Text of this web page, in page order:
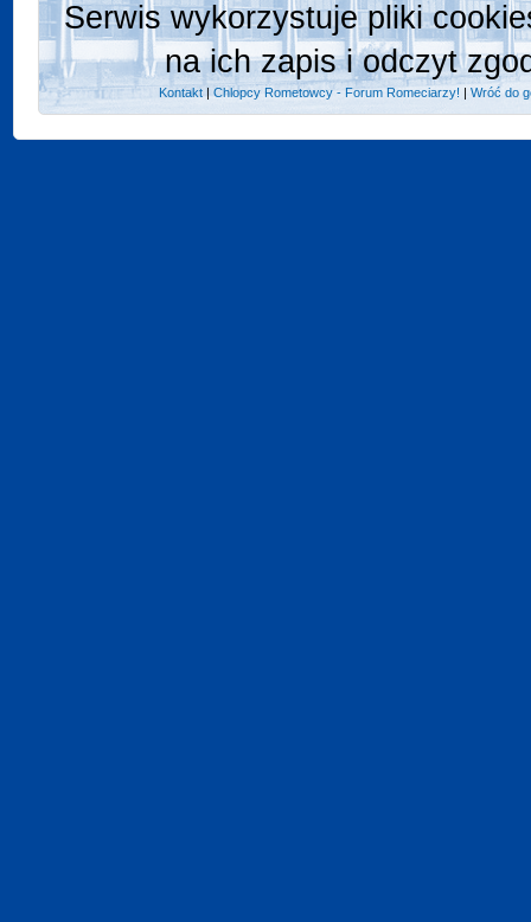
Serwis wykorzystuje pliki
na ich zapis i odczyt
Kontakt |Chlopcy Rometowcy - Forum Romeciarzy! |Wróć do